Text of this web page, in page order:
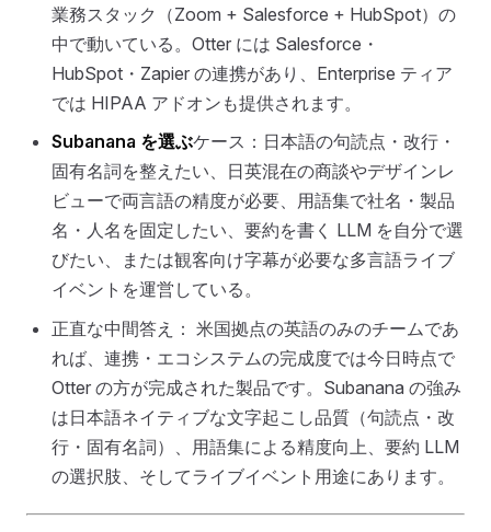
業務スタック（Zoom + Salesforce + HubSpot）の
中で動いている。Otter には Salesforce・
HubSpot・Zapier の連携があり、Enterprise ティア
では HIPAA アドオンも提供されます。
Subanana を選ぶケース：日本語の句読点・改行・
固有名詞を整えたい、日英混在の商談やデザインレ
ビューで両言語の精度が必要、用語集で社名・製品
名・人名を固定したい、要約を書く LLM を自分で選
びたい、または観客向け字幕が必要な多言語ライブ
イベントを運営している。
正直な中間答え： 米国拠点の英語のみのチームであ
れば、連携・エコシステムの完成度では今日時点で
Otter の方が完成された製品です。Subanana の強み
は日本語ネイティブな文字起こし品質（句読点・改
行・固有名詞）、用語集による精度向上、要約 LLM
の選択肢、そしてライブイベント用途にあります。